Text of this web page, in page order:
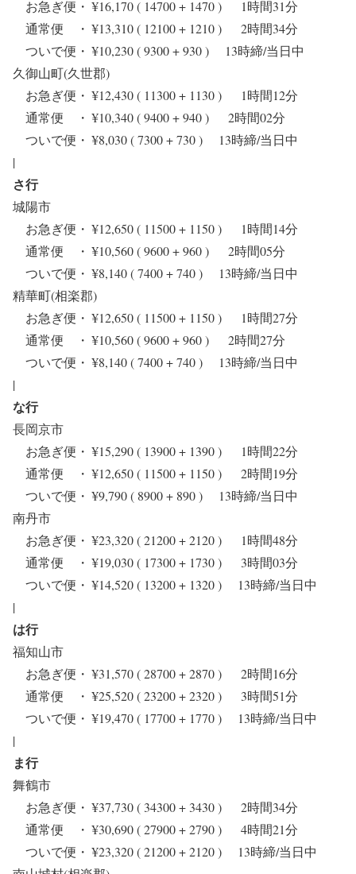
お急ぎ便・ ¥16,170 ( 14700 + 1470 ) 1時間31分
通常便 ・ ¥13,310 ( 12100 + 1210 ) 2時間34分
ついで便・ ¥10,230 ( 9300 + 930 ) 13時締/当日中
久御山町(久世郡)
お急ぎ便・ ¥12,430 ( 11300 + 1130 ) 1時間12分
通常便 ・ ¥10,340 ( 9400 + 940 ) 2時間02分
ついで便・ ¥8,030 ( 7300 + 730 ) 13時締/当日中
|
さ行
城陽市
お急ぎ便・ ¥12,650 ( 11500 + 1150 ) 1時間14分
通常便 ・ ¥10,560 ( 9600 + 960 ) 2時間05分
ついで便・ ¥8,140 ( 7400 + 740 ) 13時締/当日中
精華町(相楽郡)
お急ぎ便・ ¥12,650 ( 11500 + 1150 ) 1時間27分
通常便 ・ ¥10,560 ( 9600 + 960 ) 2時間27分
ついで便・ ¥8,140 ( 7400 + 740 ) 13時締/当日中
|
な行
長岡京市
お急ぎ便・ ¥15,290 ( 13900 + 1390 ) 1時間22分
通常便 ・ ¥12,650 ( 11500 + 1150 ) 2時間19分
ついで便・ ¥9,790 ( 8900 + 890 ) 13時締/当日中
南丹市
お急ぎ便・ ¥23,320 ( 21200 + 2120 ) 1時間48分
通常便 ・ ¥19,030 ( 17300 + 1730 ) 3時間03分
ついで便・ ¥14,520 ( 13200 + 1320 ) 13時締/当日中
|
は行
福知山市
お急ぎ便・ ¥31,570 ( 28700 + 2870 ) 2時間16分
通常便 ・ ¥25,520 ( 23200 + 2320 ) 3時間51分
ついで便・ ¥19,470 ( 17700 + 1770 ) 13時締/当日中
|
ま行
舞鶴市
お急ぎ便・ ¥37,730 ( 34300 + 3430 ) 2時間34分
通常便 ・ ¥30,690 ( 27900 + 2790 ) 4時間21分
ついで便・ ¥23,320 ( 21200 + 2120 ) 13時締/当日中